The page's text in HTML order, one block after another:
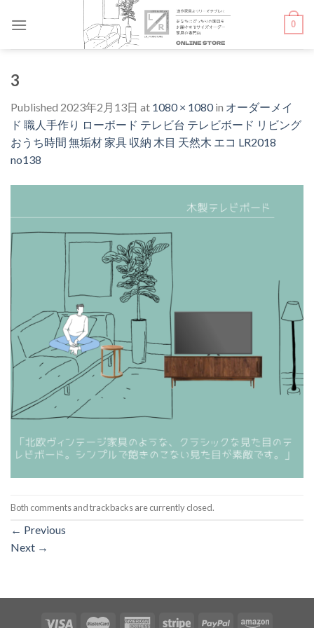
0
3
Published 2023年2月13日 at 1080 × 1080in オーダーメイ
ド 職人手作り ローボード テレビ台 テレビボード リビング
おうち時間 無垢材 家具 収納 木目 天然木 エコ LR2018
no138
Both comments and trackbacks are currently closed.
← Previous
Next →